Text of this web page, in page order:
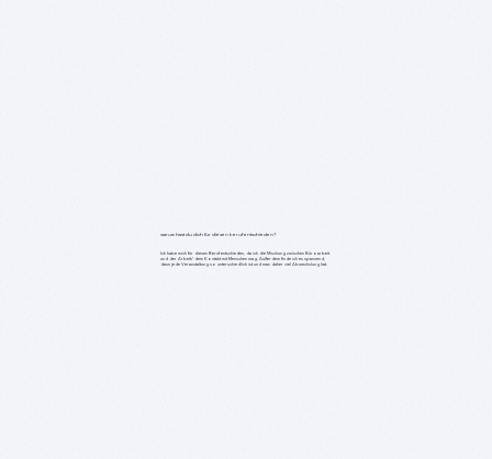
warum hast du dich für diesen beruf entschieden?
Ich habe mich für diesen Beruf entschieden, da ich die Mischung zwischen Büroarbeit
und der Arbeit/ dem Kontakt mit Menschen mag. Außerdem finde ich es spannend,
dass jede Veranstaltung so unterschiedlich ist und man daher viel Abwechslung hat.